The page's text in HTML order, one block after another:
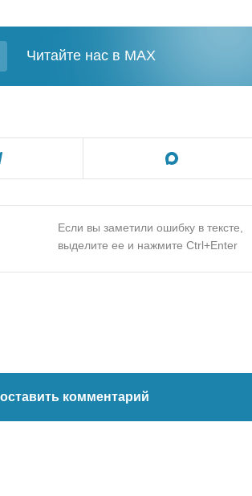
Читайте нас в MAX
Если вы заметили ошибку в тексте,
выделите ее и нажмите Ctrl+Enter
комментарий